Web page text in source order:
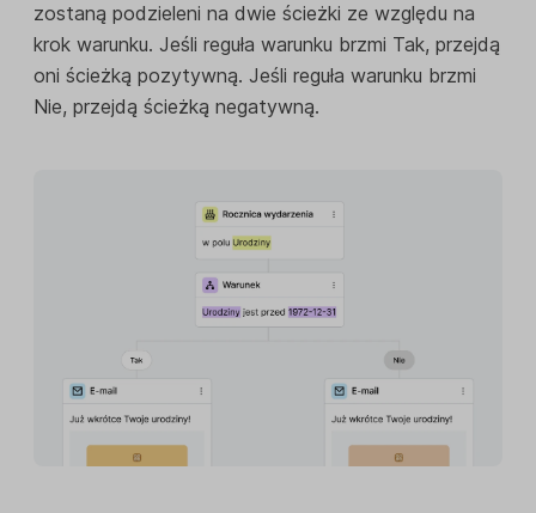
zostaną podzieleni na dwie ścieżki ze względu na
krok warunku. Jeśli reguła warunku brzmi Tak, przejdą
oni ścieżką pozytywną. Jeśli reguła warunku brzmi
Nie, przejdą ścieżką negatywną.